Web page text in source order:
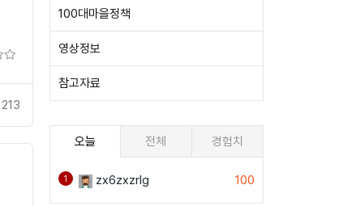
213
100대마을정책
영상정보
참고자료
오늘 전체 경험치
1 zx6zxzrlg 100